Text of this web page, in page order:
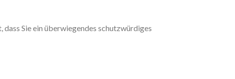
Sie ein überwiegendes schutzwürdiges